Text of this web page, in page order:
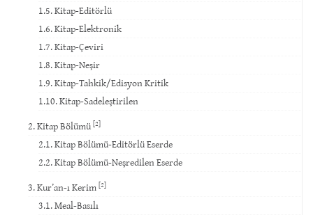
1.5. Kitap-Editörlü
1.6. Kitap-Elektronik
1.7. Kitap-Çeviri
1.8. Kitap-Neşir
1.9. Kitap-Tahkik/Edisyon Kritik
1.10. Kitap-Sadeleştirilen
2. Kitap Bölümü [2]
2.1. Kitap Bölümü-Editörlü Eserde
2.2. Kitap Bölümü-Neşredilen Eserde
3. Kur’an-ı Kerim [2]
3.1. Meal-Basılı